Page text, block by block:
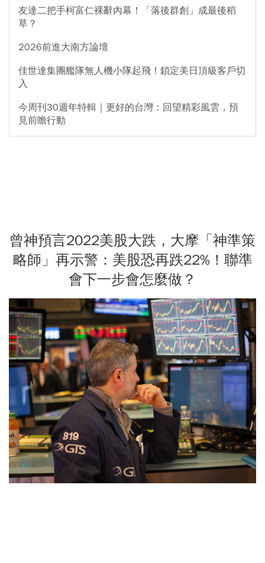
友達二把手柯富仁裸辭內幕！「落後群創」成最後稻
草？
2026前進大南方論壇
佳世達集團艦隊無人機小隊起飛！鎖定美日頂級客戶切
入
今周刊30週年特輯｜更好的台灣：回望精彩風雲，預
見前瞻行動
曾神預言2022美股大跌，大摩「神準策
略師」再示警：美股恐再跌22%！聯準
會下一步會怎麼做？